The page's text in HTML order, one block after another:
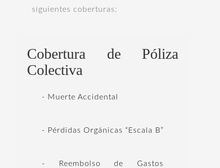
siguientes coberturas:
Cobertura de Póliza
Colectiva
- Muerte Accidental
- Pérdidas Orgánicas “Escala B”
- Reembolso de Gastos